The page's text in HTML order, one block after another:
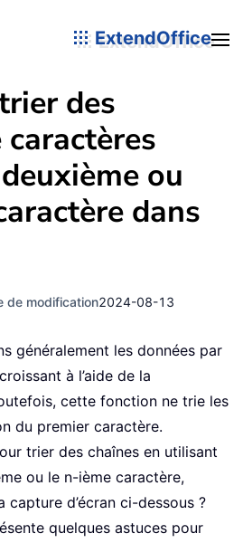
ExtendOffice
des
ou
dans
de modification2024-08-13
généralement les données par
à l’aide de la
cette fonction ne trie les
du premier caractère.
trier des chaînes en utilisant
ou le n-ième caractère,
capture d’écran ci-dessous ?
quelques astuces pour